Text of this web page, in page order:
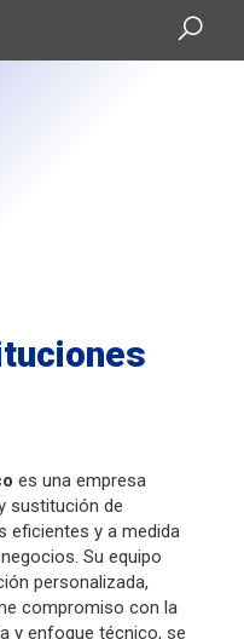
es una empresa
sustitución de
eficientes y a medida
Su equipo
personalizada,
compromiso con la
y enfoque técnico, se